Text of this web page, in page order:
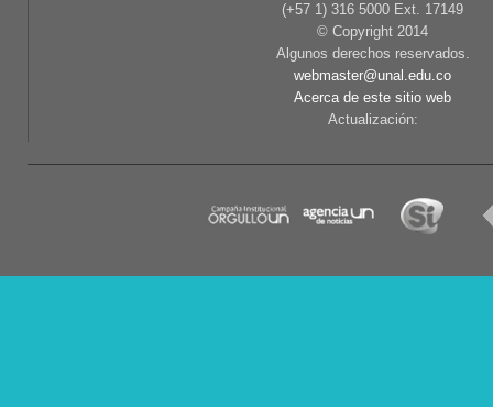
(+57 1) 316 5000 Ext. 17149
© Copyright 2014
Algunos derechos reservados.
webmaster@unal.edu.co
Acerca de este sitio web
Actualización: